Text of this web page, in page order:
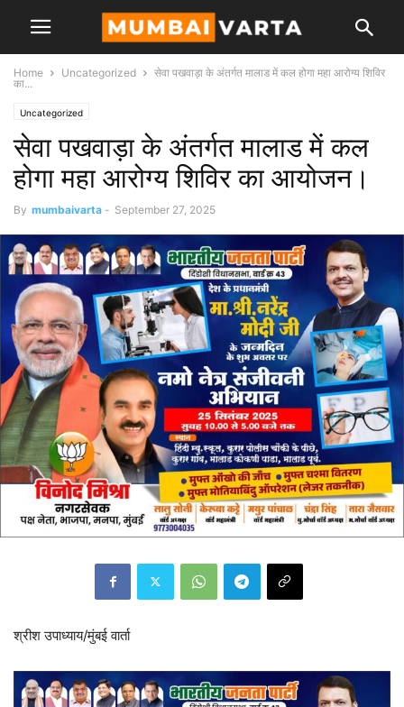
Home Uncategorized
सेवा पखवाड़ा के अंतर्गत मालाड में कल होगा महा आरोग्य शिविर
का...
Uncategorized
सेवा पखवाड़ा के अंतर्गत मालाड में कल
होगा महा आरोग्य शिविर का आयोजन।
By mumbaivarta - September 27, 2025
श्रीश उपाध्याय/मुंबई वार्ता